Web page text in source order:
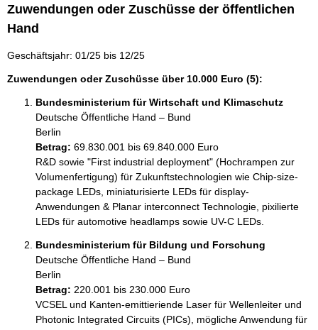
Zuwendungen oder Zuschüsse der öffentlichen
Hand
Geschäftsjahr: 01/25 bis 12/25
Zuwendungen oder Zuschüsse über 10.000 Euro (5):
Bundesministerium für Wirtschaft und Klimaschutz
Deutsche Öffentliche Hand – Bund
Berlin
Betrag: 69.830.001 bis 69.840.000 Euro
R&D sowie "First industrial deployment" (Hochrampen zur
Volumenfertigung) für Zukunftstechnologien wie Chip-size-
package LEDs, miniaturisierte LEDs für display-
Anwendungen & Planar interconnect Technologie, pixilierte
LEDs für automotive headlamps sowie UV-C LEDs.
Bundesministerium für Bildung und Forschung
Deutsche Öffentliche Hand – Bund
Berlin
Betrag: 220.001 bis 230.000 Euro
VCSEL und Kanten-emittieriende Laser für Wellenleiter und
Photonic Integrated Circuits (PICs), mögliche Anwendung für